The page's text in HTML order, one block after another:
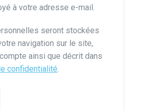
à votre adresse e-mail.
seront stockées
navigation sur le site,
ainsi que décrit dans
confidentialité.